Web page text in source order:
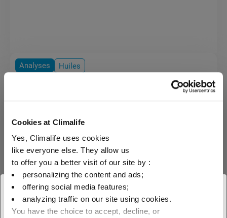
Cookies at Climalife
Yes, Climalife uses cookies
like everyone else. They allow us
to offer you a better visit of our site by :
personalizing the content and ads;
offering social media features;
analyzing traffic on our site using cookies.
You have the choice to accept, decline, or
× Fermer
Analyses Huiles
Développé par Climalife,
vérifier instantanément le niveau
d'acidité d'une huile frigorifique
additivée et non additivée, quelle
que soit sa nature.